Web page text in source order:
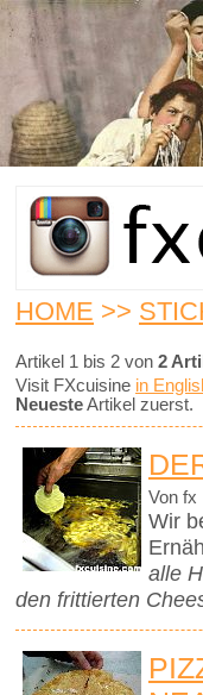
HOME >>
Artikel 1 bis 2 von 2
Visit FXcuisine in
NeuesteArtikel
Von fx
Wir
alle
den frittierten